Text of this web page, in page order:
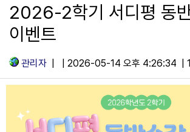
청소년지도사
경영학/CPA
심리학
학생지원
장학제도
성적우수
2026-2학기 서디평 동
이벤트
관리자 | | 2026-05-14 오후 4:26:34 |